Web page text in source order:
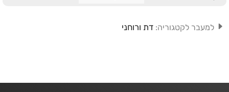
למעבר לקטגוריה: דת ורוחני